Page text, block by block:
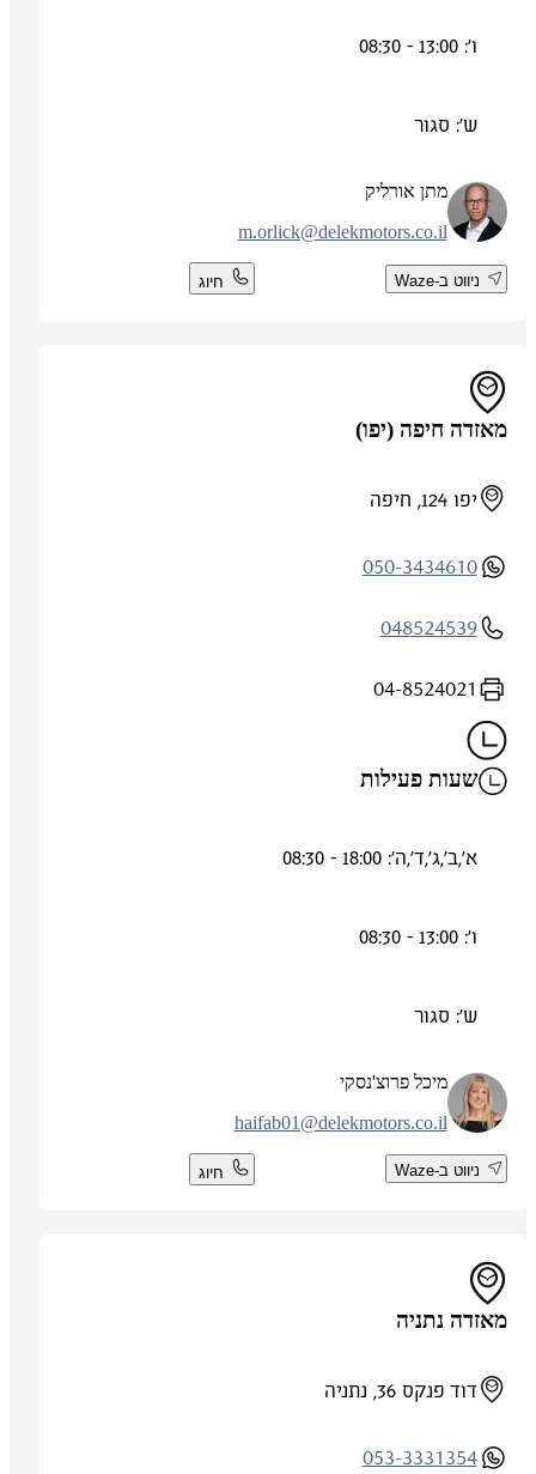
ש': סגור
מתן אורליק
m.orlick@delekmotors.co.il
ניווט ב-Waze חיוג
מאזדה חיפה (יפו)
יפו 124, חיפה
050-3434610
048524539
04-8524021
שעות פעילות
א',ב',ג',ד',ה': 18:00 - 08:30
ש': סגור
מיכל פרוצ'נסקי
haifab01@delekmotors.co.il
ניווט ב-Waze חיוג
מאזדה נתניה
דוד פנקס 36, נתניה
053-3331354